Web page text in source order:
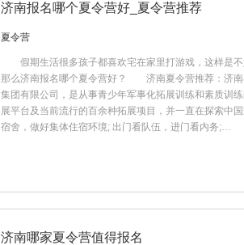
济南报名哪个夏令营好_夏令营推荐
夏令营
假期生活很多孩子都喜欢宅在家里打游戏，这样是不
那么济南报名哪个夏令营好？ 济南夏令营推荐：济
集团有限公司，是从事青少年军事化拓展训练和素质训
展平台及当前流行的百余种拓展项目，并一直在探
宿舍，做好集体住宿环境; 出门看队伍，进门看内务;…
济南哪家夏令营值得报名